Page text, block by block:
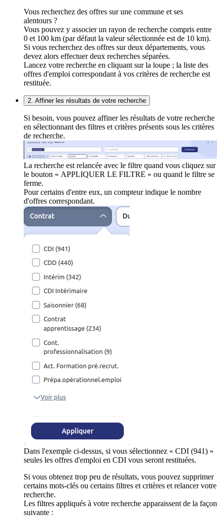
Vous recherchez des offres sur une commune et ses
alentours ?
Vous pouvez y associer un rayon de recherche compris entre
0 et 100 km (par défaut la valeur sélectionnée est de 10 km).
Si vous recherchez des offres sur deux départements, vous
devez alors effectuer deux recherches séparées.
Lancez votre recherche en cliquant sur la loupe ; la liste des
offres d'emploi correspondant à vos critères de recherche est
restituée.
2. Affiner les résultats de votre recherche
Si besoin, vous pouvez affiner les résultats de votre recherche
en sélectionnant des filtres et critères présents sous les critères
de recherche.
La recherche est relancée avec le filtre quand vous cliquez sur
le bouton « APPLIQUER LE FILTRE » ou quand le filtre se
ferme.
Pour certains d'entre eux, un compteur indique le nombre
d'offres correspondant.
Dans l'exemple ci-dessus, si vous sélectionnez « CDI (941) »
seules les offres d'emploi en CDI vous seront restituées.
Si vous obtenez trop peu de résultats, vous pouvez supprimer
certains mots-clés ou certains filtres et critères et relancer votre
recherche.
Les filtres appliqués à votre recherche apparaissent de la façon
suivante :